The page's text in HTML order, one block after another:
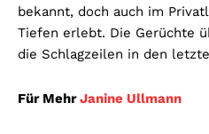
bekannt, doch auch im
Tiefen erlebt. Die Gerüchte
die Schlagzeilen in den
Für MehrJanine Ullmann